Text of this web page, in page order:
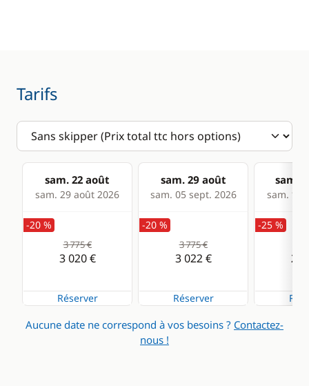
Tarifs
sam. 22 août
sam. 29 août 2026
sam. 29 août
sam. 05 sept. 2026
sam.
sam. 12
-20 %
3 775 €
3 020 €
Réserver
-20 %
3 775 €
3 022 €
Réserver
-25 %
2
Aucune date ne correspond à vos besoins ? Contactez-
nous !